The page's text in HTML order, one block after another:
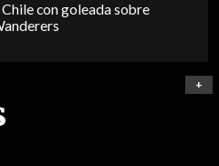
con goleada sobre
+